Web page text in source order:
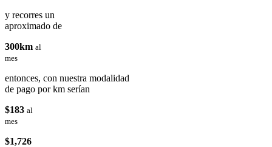
y recorres un
aproximado de
300km al
mes
entonces, con nuestra modalidad
de pago por km serían
$183 al
mes
$1,726